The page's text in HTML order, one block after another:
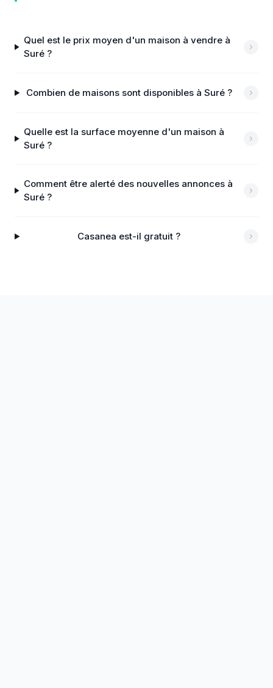
Quel est le prix moyen d'un maison à vendre à
Suré ?
Combien de maisons sont disponibles à Suré ?
Quelle est la surface moyenne d'un maison à
Suré ?
Comment être alerté des nouvelles annonces à
Suré ?
Casanea est-il gratuit ?